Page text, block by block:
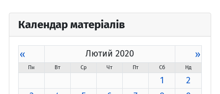
Календар матеріалів
« Лютий 2020 »
Пн Вт Ср Чт Пт Сб Нд
1
2